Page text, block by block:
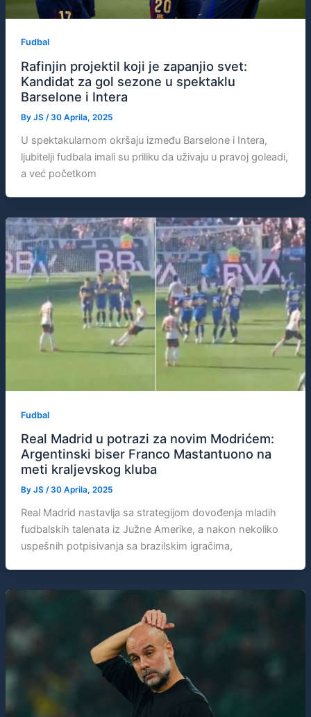
Fudbal
Rafinjin projektil koji je zapanjio svet:
Kandidat za gol sezone u spektaklu
Barselone i Intera
By JS /30 Aprila, 2025
U spektakularnom okršaju između Barselone i Intera,
ljubitelji fudbala imali su priliku da uživaju u pravoj goleadi,
a već početkom
Fudbal
Real Madrid u potrazi za novim Modrićem:
Argentinski biser Franco Mastantuono na
meti kraljevskog kluba
By JS /30 Aprila, 2025
Real Madrid nastavlja sa strategijom dovođenja mladih
fudbalskih talenata iz Južne Amerike, a nakon nekoliko
uspešnih potpisivanja sa brazilskim igračima,